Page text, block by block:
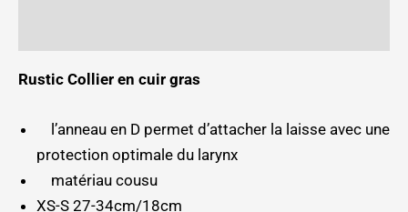
Rustic Collier en cuir gras
l’anneau en D permet d’attacher la laisse avec une
protection optimale du larynx
matériau cousu
XS-S 27-34cm/18cm